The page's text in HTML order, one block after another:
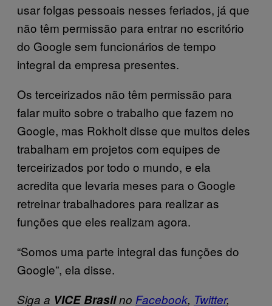
usar folgas pessoais nesses feriados, já que
não têm permissão para entrar no escritório
do Google sem funcionários de tempo
integral da empresa presentes.
Os terceirizados não têm permissão para
falar muito sobre o trabalho que fazem no
Google, mas Rokholt disse que muitos deles
trabalham em projetos com equipes de
terceirizados por todo o mundo, e ela
acredita que levaria meses para o Google
retreinar trabalhadores para realizar as
funções que eles realizam agora.
“Somos uma parte integral das funções do
Google”, ela disse.
Siga a VICE Brasilno Facebook, Twitter,